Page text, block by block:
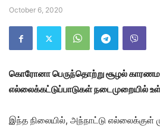
October 6, 2020
கொரோனா பெருந்தொற்று சூழல்
எல்லைக்கட்டுப்பாடுகள் நடைமுறையில்
இந்த நிலையில், அந்நாட்டு எல்லைக்குள்